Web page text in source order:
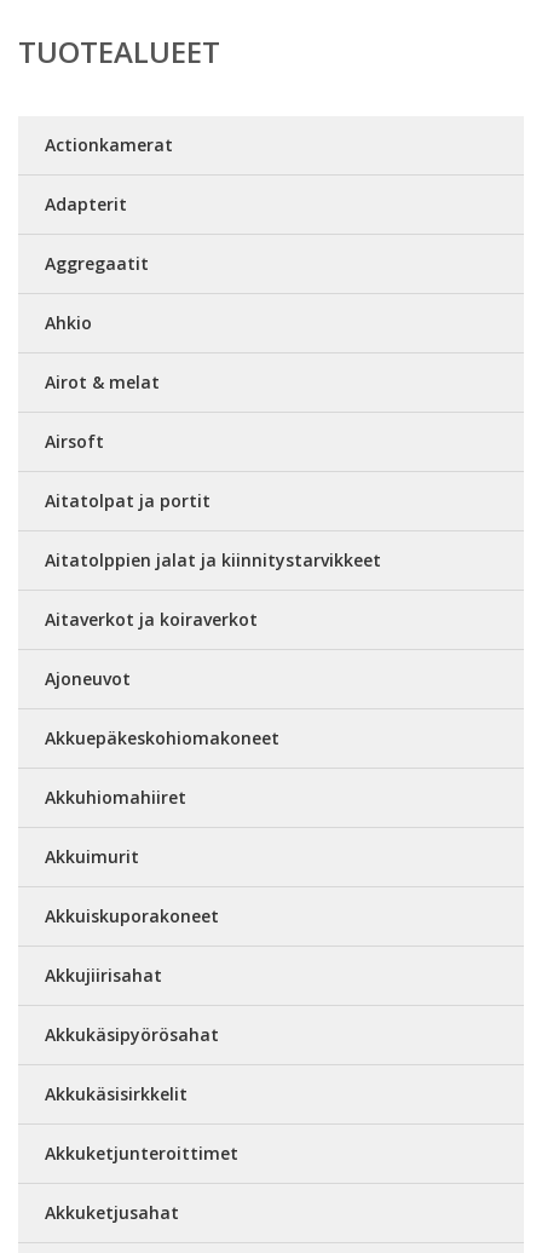
TUOTEALUEET
Actionkamerat
Adapterit
Aggregaatit
Ahkio
Airot & melat
Airsoft
Aitatolpat ja portit
Aitatolppien jalat ja kiinnitystarvikkeet
Aitaverkot ja koiraverkot
Ajoneuvot
Akkuepäkeskohiomakoneet
Akkuhiomahiiret
Akkuimurit
Akkuiskuporakoneet
Akkujiirisahat
Akkukäsipyörösahat
Akkukäsisirkkelit
Akkuketjunteroittimet
Akkuketjusahat